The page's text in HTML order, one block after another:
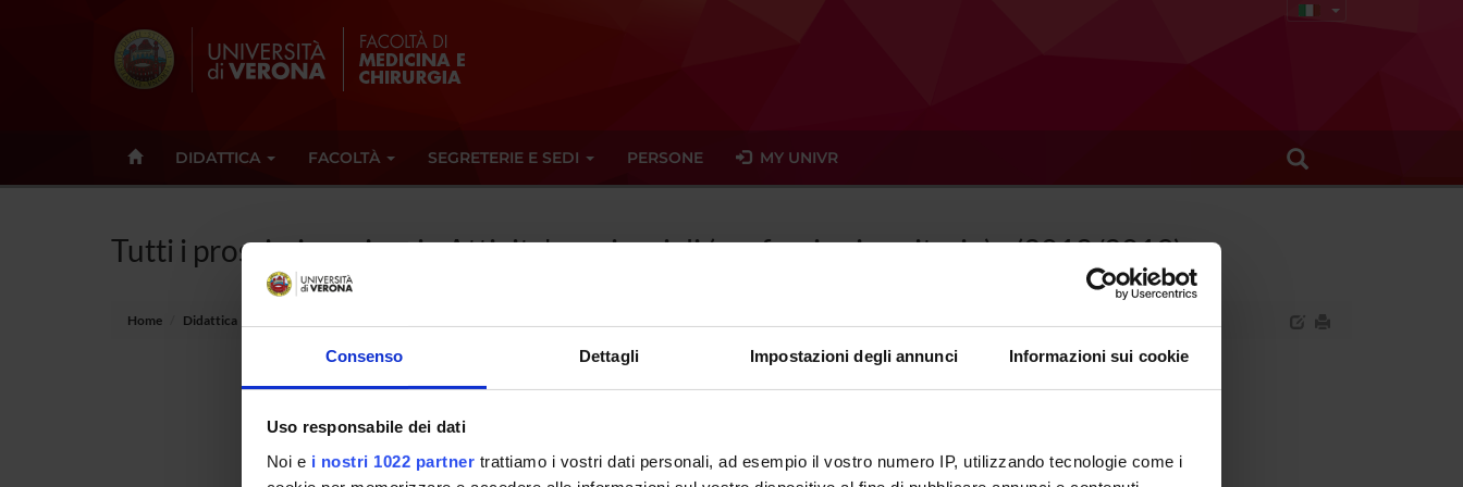
Consenso Dettagli Impostazioni degli annunci Informazioni sui cookie
Uso responsabile dei dati
Noi e i nostri 1022 partner trattiamo i vostri dati personali, ad esempio il vostro numero IP, utilizzando tecnologie come i
DIDATTICA FACOLTÀ SEGRETERIE E SEDI PERSONE MY UNIVR
Tutti i prossimi seminari - Attivita' seminariali (professioni sanitarie) - (2018/2019)
Home Didattica
Non è stato trovato alcun seminario relativo all'insegnamento Attivita' seminariali (professioni sanitarie).
Tot 0 Seminari